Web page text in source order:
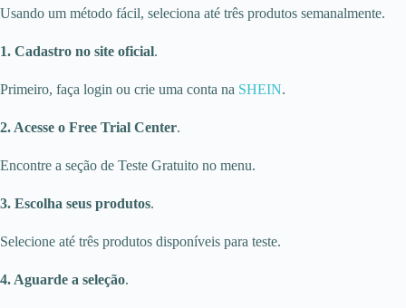
Usando um método fácil, seleciona até três produtos semanalmente.
1. Cadastro no site oficial.
Primeiro, faça login ou crie uma conta na SHEIN.
2. Acesse o Free Trial Center.
Encontre a seção de Teste Gratuito no menu.
3. Escolha seus produtos.
Selecione até três produtos disponíveis para teste.
4. Aguarde a seleção.